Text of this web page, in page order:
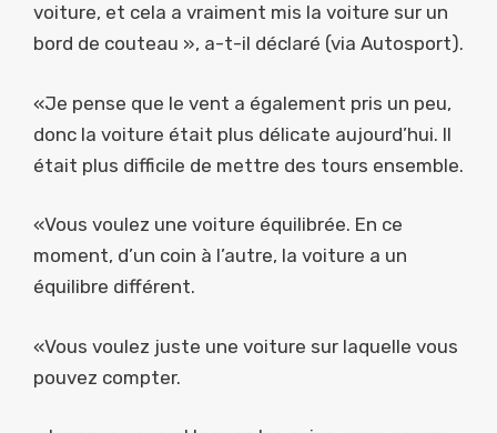
voiture, et cela a vraiment mis la voiture sur un
bord de couteau », a-t-il déclaré (via Autosport).
«Je pense que le vent a également pris un peu,
donc la voiture était plus délicate aujourd’hui. Il
était plus difficile de mettre des tours ensemble.
«Vous voulez une voiture équilibrée. En ce
moment, d’un coin à l’autre, la voiture a un
équilibre différent.
«Vous voulez juste une voiture sur laquelle vous
pouvez compter.